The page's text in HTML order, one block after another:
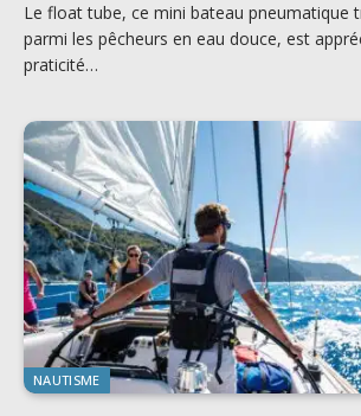
Le float tube, ce mini bateau pneumatique
parmi les pêcheurs en eau douce, est
praticité…
NAUTISME